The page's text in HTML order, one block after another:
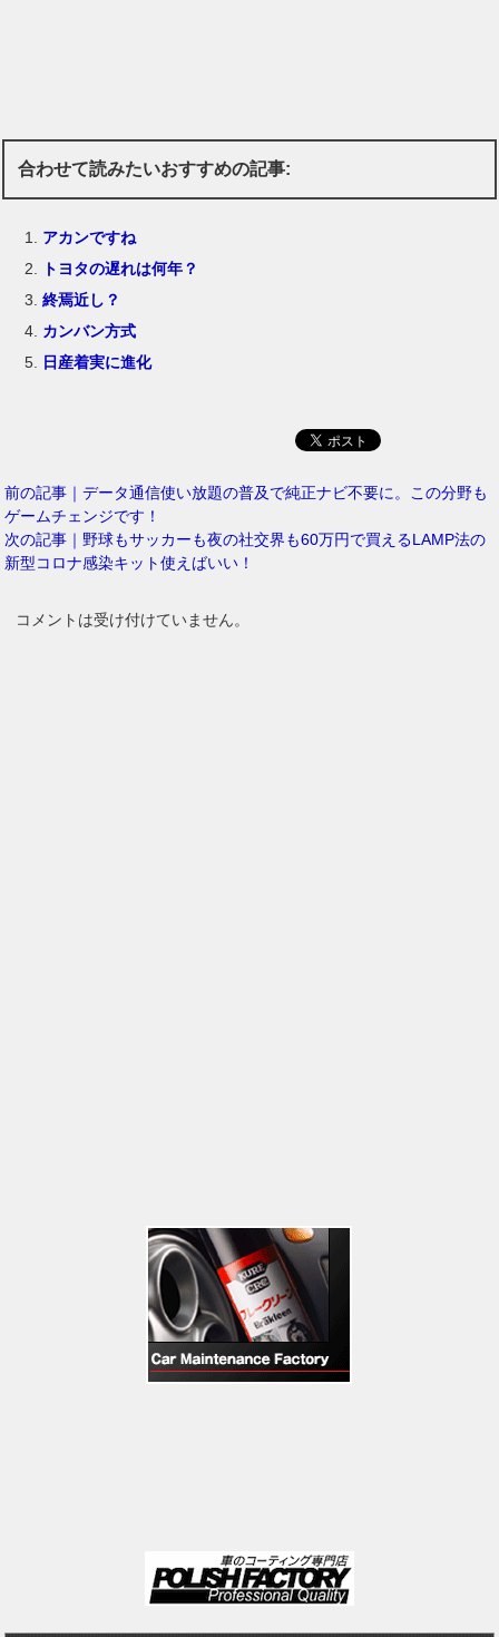
合わせて読みたいおすすめの記事:
アカンですね
トヨタの遅れは何年？
終焉近し？
カンバン方式
日産着実に進化
前の記事｜データ通信使い放題の普及で純正ナビ不要に。この分野も
ゲームチェンジです！
次の記事｜野球もサッカーも夜の社交界も60万円で買えるLAMP法の
新型コロナ感染キット使えばいい！
コメントは受け付けていません。